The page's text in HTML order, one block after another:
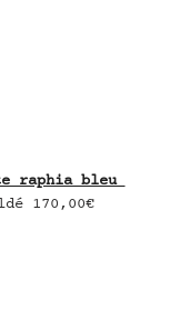
raphia bleu
170,00€